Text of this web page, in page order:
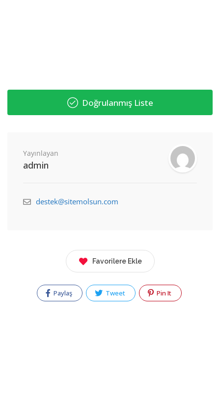
Doğrulanmış Liste
Yayınlayan
admin
destek@sitemolsun.com
Favorilere Ekle
Paylaş Tweet Pin It